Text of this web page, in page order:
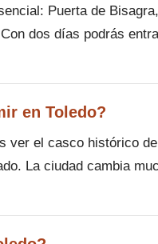
Puerta de
dos días podrás
en Toledo?
ver el casco histórico
La ciudad cambia